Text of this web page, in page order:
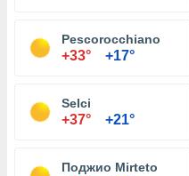
Pescorocchiano
+33° +17°
Selci
+37° +21°
Поджио Mirteto